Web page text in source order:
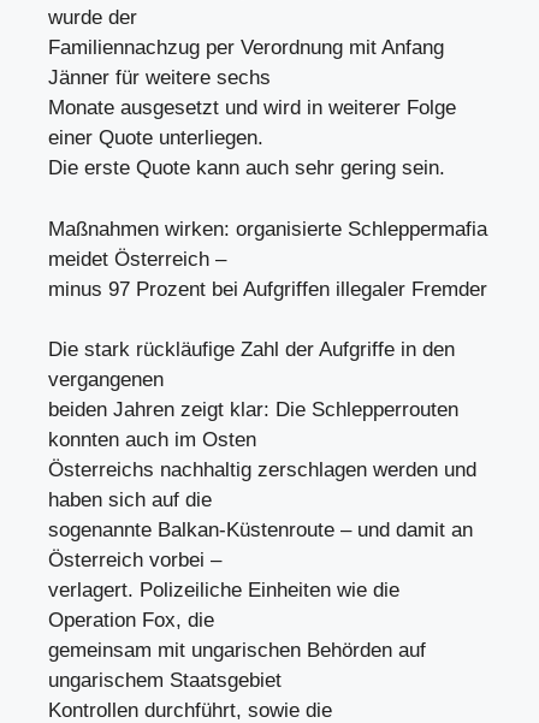
wurde der
Familiennachzug per Verordnung mit Anfang
Jänner für weitere sechs
Monate ausgesetzt und wird in weiterer Folge
einer Quote unterliegen.
Die erste Quote kann auch sehr gering sein.
Maßnahmen wirken: organisierte Schleppermafia
meidet Österreich –
minus 97 Prozent bei Aufgriffen illegaler Fremder
Die stark rückläufige Zahl der Aufgriffe in den
vergangenen
beiden Jahren zeigt klar: Die Schlepperrouten
konnten auch im Osten
Österreichs nachhaltig zerschlagen werden und
haben sich auf die
sogenannte Balkan-Küstenroute – und damit an
Österreich vorbei –
verlagert. Polizeiliche Einheiten wie die
Operation Fox, die
gemeinsam mit ungarischen Behörden auf
ungarischem Staatsgebiet
Kontrollen durchführt, sowie die